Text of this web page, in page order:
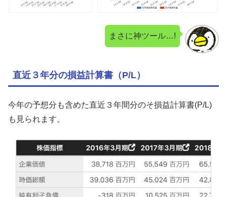
まさに神ツール…!
直近３年分の損益計算書（P/L）
今年の予想分も含めた直近３年間分のそ損益計算書(P/L)
も見られます。